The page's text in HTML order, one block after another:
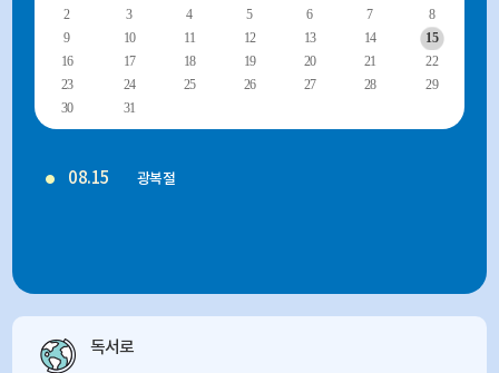
2
3 4 5 6 7
8
9
10 11 12 13 14
15
16
17 18 19 20 21
22
23
24 25 26 27 28
29
30
31
08.15 광복절
독서로